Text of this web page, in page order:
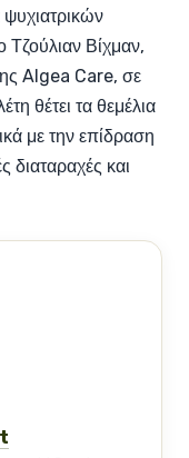
ψυχιατρικών
Βίχμαν,
Algea Care, σε
θέτει τα θεμέλια
με την επίδραση
διαταραχές και